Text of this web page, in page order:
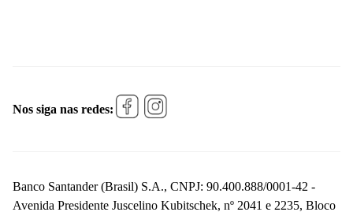
Nos siga nas redes:
Banco Santander (Brasil) S.A., CNPJ: 90.400.888/0001-42 -
Avenida Presidente Juscelino Kubitschek, nº 2041 e 2235, Bloco